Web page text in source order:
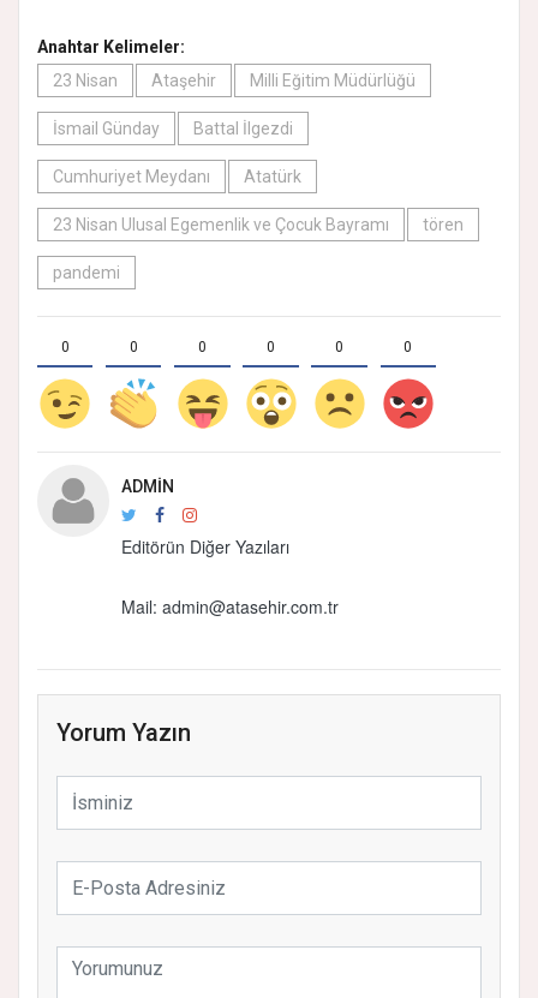
Anahtar Kelimeler:
23 Nisan
Ataşehir Milli Eğitim Müdürlüğü
İsmail Günday Battal İlgezdi
Cumhuriyet Meydanı Atatürk
23 Nisan Ulusal Egemenlik ve Çocuk Bayramı tören
pandemi
0 0 0 0 0 0
ADMIN
Editörün Diğer Yazıları
Mail: admin@atasehir.com.tr
Yorum Yazın